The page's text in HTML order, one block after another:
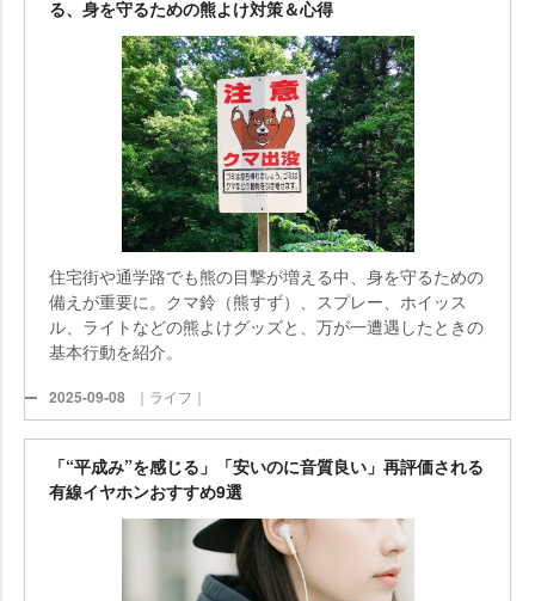
る、身を守るための熊よけ対策＆心得
住宅街や通学路でも熊の目撃が増える中、身を守るための
備えが重要に。クマ鈴（熊すず）、スプレー、ホイッス
ル、ライトなどの熊よけグッズと、万が一遭遇したときの
基本行動を紹介。
2025-09-08 ｜ライフ｜
「“平成み”を感じる」「安いのに音質良い」再評価される
有線イヤホンおすすめ9選